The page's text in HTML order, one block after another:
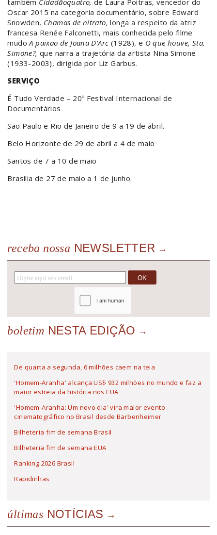
também Cidadãoquatro, de Laura Poitras, vencedor do
Oscar 2015 na categoria documentário, sobre Edward
Snowden, Chamas de nitrato, longa a respeito da atriz
francesa Renée Falconetti, mais conhecida pelo filme
mudoA paixão de Joana D’Arc (1928), e O que houve, Sta.
Simone?, que narra a trajetória da artista Nina Simone
(1933-2003), dirigida por Liz Garbus.
SERVIÇO
É Tudo Verdade – 20º Festival Internacional de
Documentários
São Paulo e Rio de Janeiro de 9 a 19 de abril.
Belo Horizonte de 29 de abril a 4 de maio
Santos de 7 a 10 de maio
Brasília de 27 de maio a 1 de junho.
receba nossa NEWSLETTER
boletim NESTA EDIÇÃO
De quarta a segunda, 6 milhões caem na teia
'Homem-Aranha' alcança US$ 932 milhões no mundo e faz a
maior estreia da história nos EUA
'Homem-Aranha: Um novo dia' vira maior evento
cinematográfico no Brasil desde Barbenheimer
Bilheteria fim de semana Brasil
Bilheteria fim de semana EUA
Ranking 2026 Brasil
Rapidinhas
últimas NOTÍCIAS